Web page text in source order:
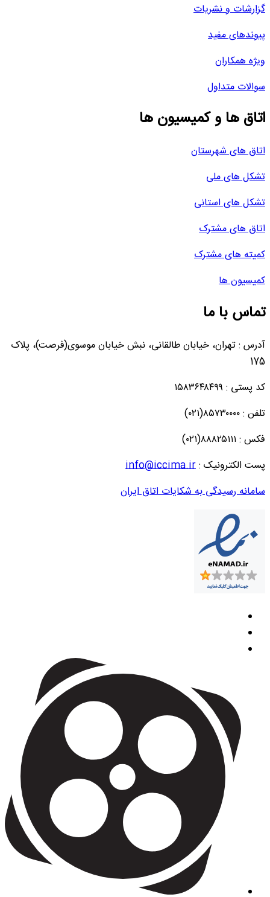
گزارشات و نشریات
پیوندهای مفید
ویژه همکاران
سوالات متداول
اتاق ها و کمیسیون ها
اتاق های شهرستان
تشکل های ملی
تشکل های استانی
اتاق های مشترک
کمیته های مشترک
کمیسیون ها
تماس با ما
آدرس : تهران، خیابان طالقانی، نبش خیابان موسوی(فرصت)، پلاک
175
کد پستی : ۱۵۸۳۶۴۸۴۹۹
تلفن : ۸۵۷۳۰۰۰۰(۰۲۱)
فکس : ۸۸۸۲۵۱۱۱(۰۲۱)
پست الکترونیک :info@iccima.ir
سامانه رسیدگی به شکایات اتاق ایران